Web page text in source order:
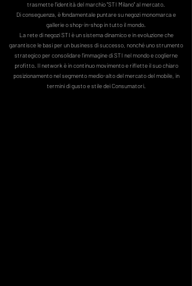
trasmette l'identità del marchio "STI Milano" al mercato.
Di conseguenza, è fondamentale puntare su negozi monomarca e
gallerie o shop-in-shop in tutto il mondo.
La rete di negozi STI è un sistema dinamico e in evoluzione che
garantisce le basi per un business di successo, nonché uno strumento
strategico per consolidare l'immagine di STI nel mondo e coglierne
profitto. Il network è in continuo movimento e riflette il suo chiaro
posizionamento nel segmento medio-alto del mercato del mobile, in
termini di gusto e stile dei Consumatori.